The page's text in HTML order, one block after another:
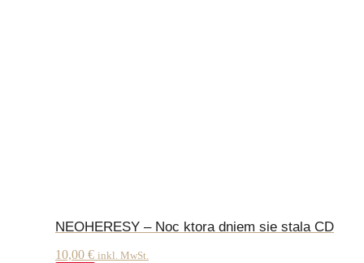
NEOHERESY – Noc ktora dniem sie stala CD
10,00 € inkl. MwSt.